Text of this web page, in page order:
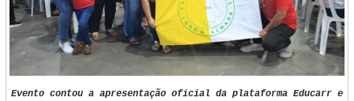
Evento contou a apresentação oficial da plataforma Educarr e